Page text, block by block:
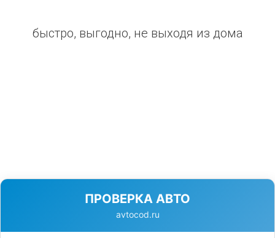
быстро, выгодно, не выходя из дома
ПРОВЕРКА АВТО
avtocod.ru